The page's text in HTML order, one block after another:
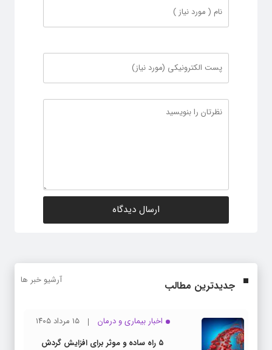
جدیدترین مطالب آرشیو خبر ها
اخبار بیماری و درمان
۱۵ مرداد ۱۴۰۵
۵ راه ساده و موثر برای افزایش گردش